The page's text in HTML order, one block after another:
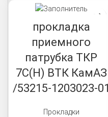
прокладка
приемного
патрубка ТКР
7С(Н) ВТК КамАЗ
/53215-1203023-01
Прокладки